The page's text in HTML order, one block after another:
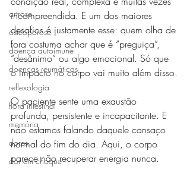
artrose
osteoporose
doença autoimune
doenças reumáticas
reflexologia
flora intestinal
memória
dores
dor em choque
incompreendida. E um dos maiores
desafios é justamente esse: quem olha de
fora costuma achar que é “preguiça”,
“desânimo” ou algo emocional. Só que
o impacto no corpo vai muito além disso.
O paciente sente uma exaustão
profunda, persistente e incapacitante. E
não estamos falando daquele cansaço
normal do fim do dia. Aqui, o corpo
parece não recuperar energia nunca.